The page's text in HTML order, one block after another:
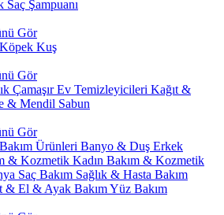
Saç Şampuanı
Gör
Köpek Kuş
Gör
ÇamaşırEv Temizleyicileri Kağıt &
& Mendil Sabun
Gör
Ürünleri Banyo & Duş Erkek
& Kozmetik Kadın Bakım & Kozmetik
Saç Bakım Sağlık & Hasta Bakım
& El & Ayak BakımYüz Bakım